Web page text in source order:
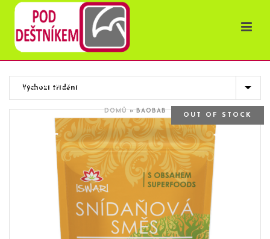
OBCHOD
DOMŮ»BAOBAB
OUT OF STOCK